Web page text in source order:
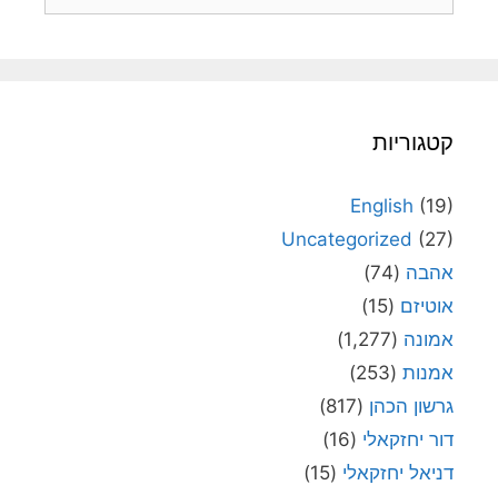
קטגוריות
English (19)
Uncategorized (27)
אהבה (74)
אוטיזם (15)
אמונה (1,277)
אמנות (253)
גרשון הכהן (817)
דור יחזקאלי (16)
דניאל יחזקאלי (15)